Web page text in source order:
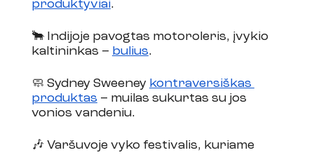
produktyviai.
🐂 Indijoje pavogtas motoroleris, įvykio
kaltininkas – bulius.
🧼 Sydney Sweeney kontraversiškas
produktas – muilas sukurtas su jos
vonios vandeniu.
🎶 Varšuvoje vyko festivalis, kuriame